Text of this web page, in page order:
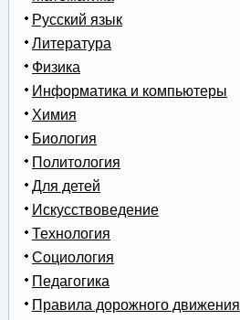
Русский язык
Литература
Физика
Информатика и компьютеры
Химия
Биология
Политология
Для детей
Искусствоведение
Технология
Социология
Педагогика
Правила дорожного движения